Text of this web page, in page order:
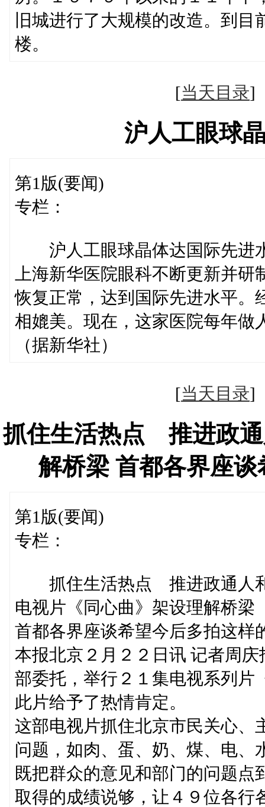
旧城进行了大规模的改造。到
楼。
[当天目录
沪人工眼球
第1版(要闻)
专栏：
沪人工眼球晶体达国际先进
上海新华医院眼科不断更新并
恢复正常，达到国际先进水平。
相媲美。现在，这家医院每年
（据新华社）
[当天目录
抓住生活热点 推进政通
解桥梁 首都各界座
第1版(要闻)
专栏：
抓住生活热点 推进政通人
电视片《同心曲》架设理解桥梁
首都各界座谈希望今后多拍这样
本报北京２月２２日讯 记者周
部委托，举行２１集电视系列片
此片给予了热情肯定。
这部电视片抓住北京市民关心、
问题，如肉、蛋、奶、煤、电、
既把群众的意见和部门的问题
取得的成绩说够，让４９位各行